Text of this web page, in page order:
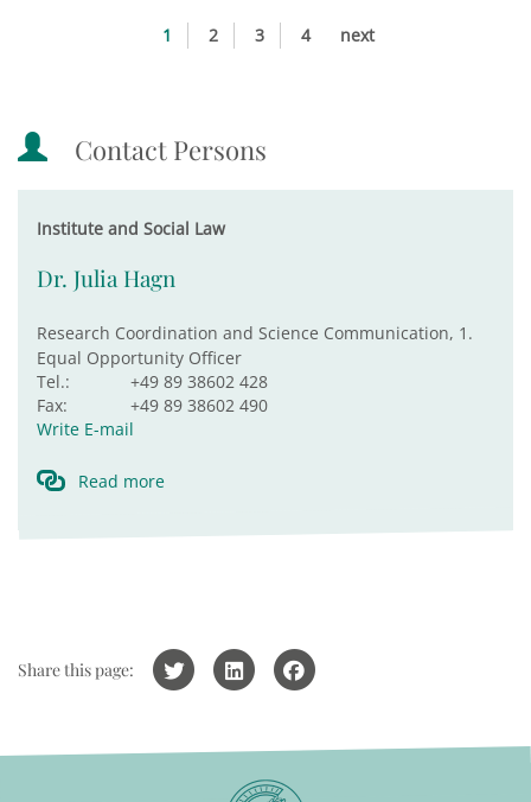
1 2 3 4 next
Contact Persons
Institute and Social Law
Dr. Julia Hagn
Research Coordination and Science Communication, 1.
Equal Opportunity Officer
Tel.:
+49 89 38602 428
Fax:
+49 89 38602 490
Write E-mail
Read more
Share this page: